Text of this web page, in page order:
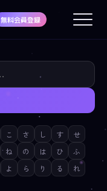
無料会員登録
こ さ し す
せ
ね の は ひ
ふ
よ ら り る
れ